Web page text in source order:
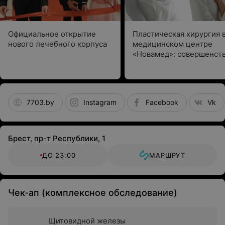
В каких случаях нельзя проводить
Не рекомендуется проводить эндоскопию
пациентам с острым инфарктом миокарда и пациентам
Нежелательно проводить эндоскопические
манипуляции также при беременности.
Относительным противопоказанием для
проведения манипуляций является эпилепсия
и некоторые другие заболевания.
Официальное открытие
нового лечебного корпуса
Пластическая хирургия
медицинском центре
«Новамед»:
7703.by Instagram Facebook Vk
Брест, пр-т Республики, 1
ДО 23:00 МАРШРУТ
Чек-ап (комплексное обследование)
Щитовидной железы